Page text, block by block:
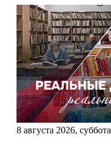
8 августа 2026, суббота